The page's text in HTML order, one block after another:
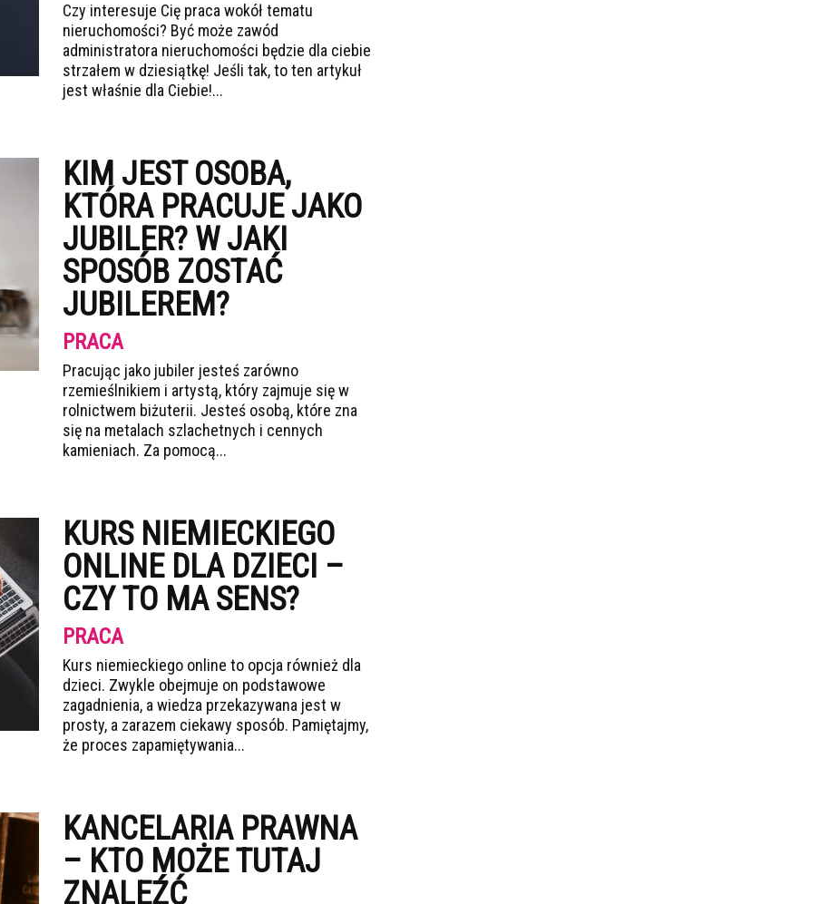
Czy interesuje Cię praca wokół tematu
nieruchomości? Być może zawód
administratora nieruchomości będzie dla ciebie
strzałem w dziesiątkę! Jeśli tak, to ten artykuł
jest właśnie dla Ciebie!...
KIM JEST OSOBA,
KTÓRA PRACUJE JAKO
JUBILER? W JAKI
SPOSÓB ZOSTAĆ
JUBILEREM?
PRACA
Pracując jako jubiler jesteś zarówno
rzemieślnikiem i artystą, który zajmuje się w
rolnictwem biżuterii. Jesteś osobą, które zna
się na metalach szlachetnych i cennych
kamieniach. Za pomocą...
KURS NIEMIECKIEGO
ONLINE DLA DZIECI –
CZY TO MA SENS?
PRACA
Kurs niemieckiego online to opcja również dla
dzieci. Zwykle obejmuje on podstawowe
zagadnienia, a wiedza przekazywana jest w
prosty, a zarazem ciekawy sposób. Pamiętajmy,
że proces zapamiętywania...
KANCELARIA PRAWNA
– KTO MOŻE TUTAJ
ZNALEŹĆ